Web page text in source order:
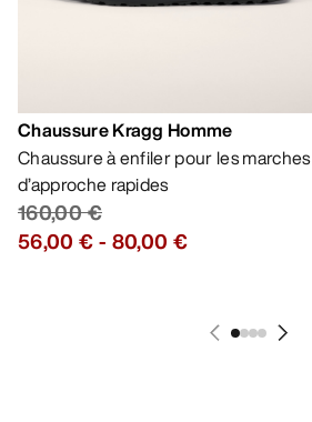
Chaussure Kragg Homme
Chaussure à enfiler pour les marches
d’approche rapides
160,00 €
56,00 €- 80,00 €